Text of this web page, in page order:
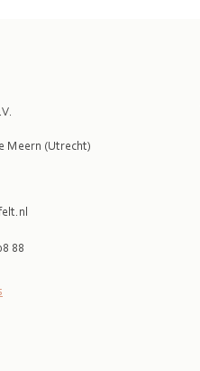
Meern (Utrecht)
88